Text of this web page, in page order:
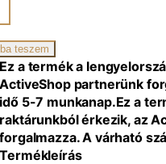
teszem
Ez a termék a
ActiveShop partnerünk
idő 5-7 munkanap.Ez a
raktárunkból érkezik, az
forgalmazza. A várható
Termékleírás